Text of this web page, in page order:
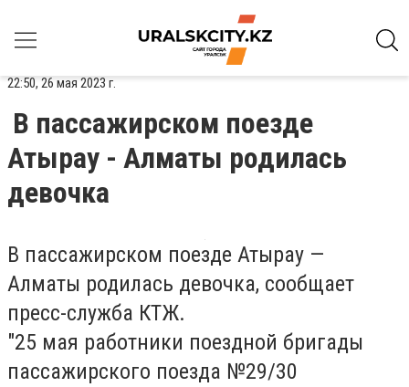
22:50, 26 мая 2023 г.
В пассажирском поезде
Атырау - Алматы родилась
девочка
В пассажирском поезде Атырау —
Алматы родилась девочка, сообщает
пресс-служба КТЖ.
"25 мая работники поездной бригады
пассажирского поезда №29/30